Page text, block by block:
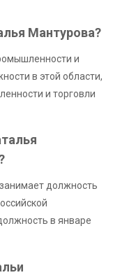
Мантурова?
и
в этой области,
и торговли
должность
в январе